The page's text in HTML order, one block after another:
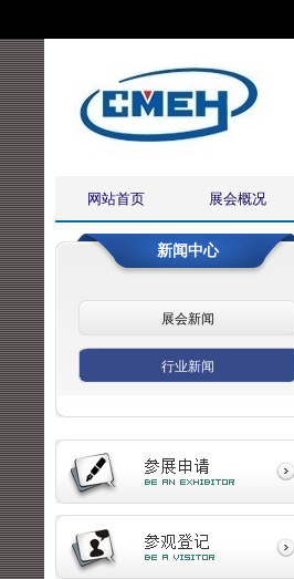
网站首页 展会概况
新闻中心
展会新闻
行业新闻